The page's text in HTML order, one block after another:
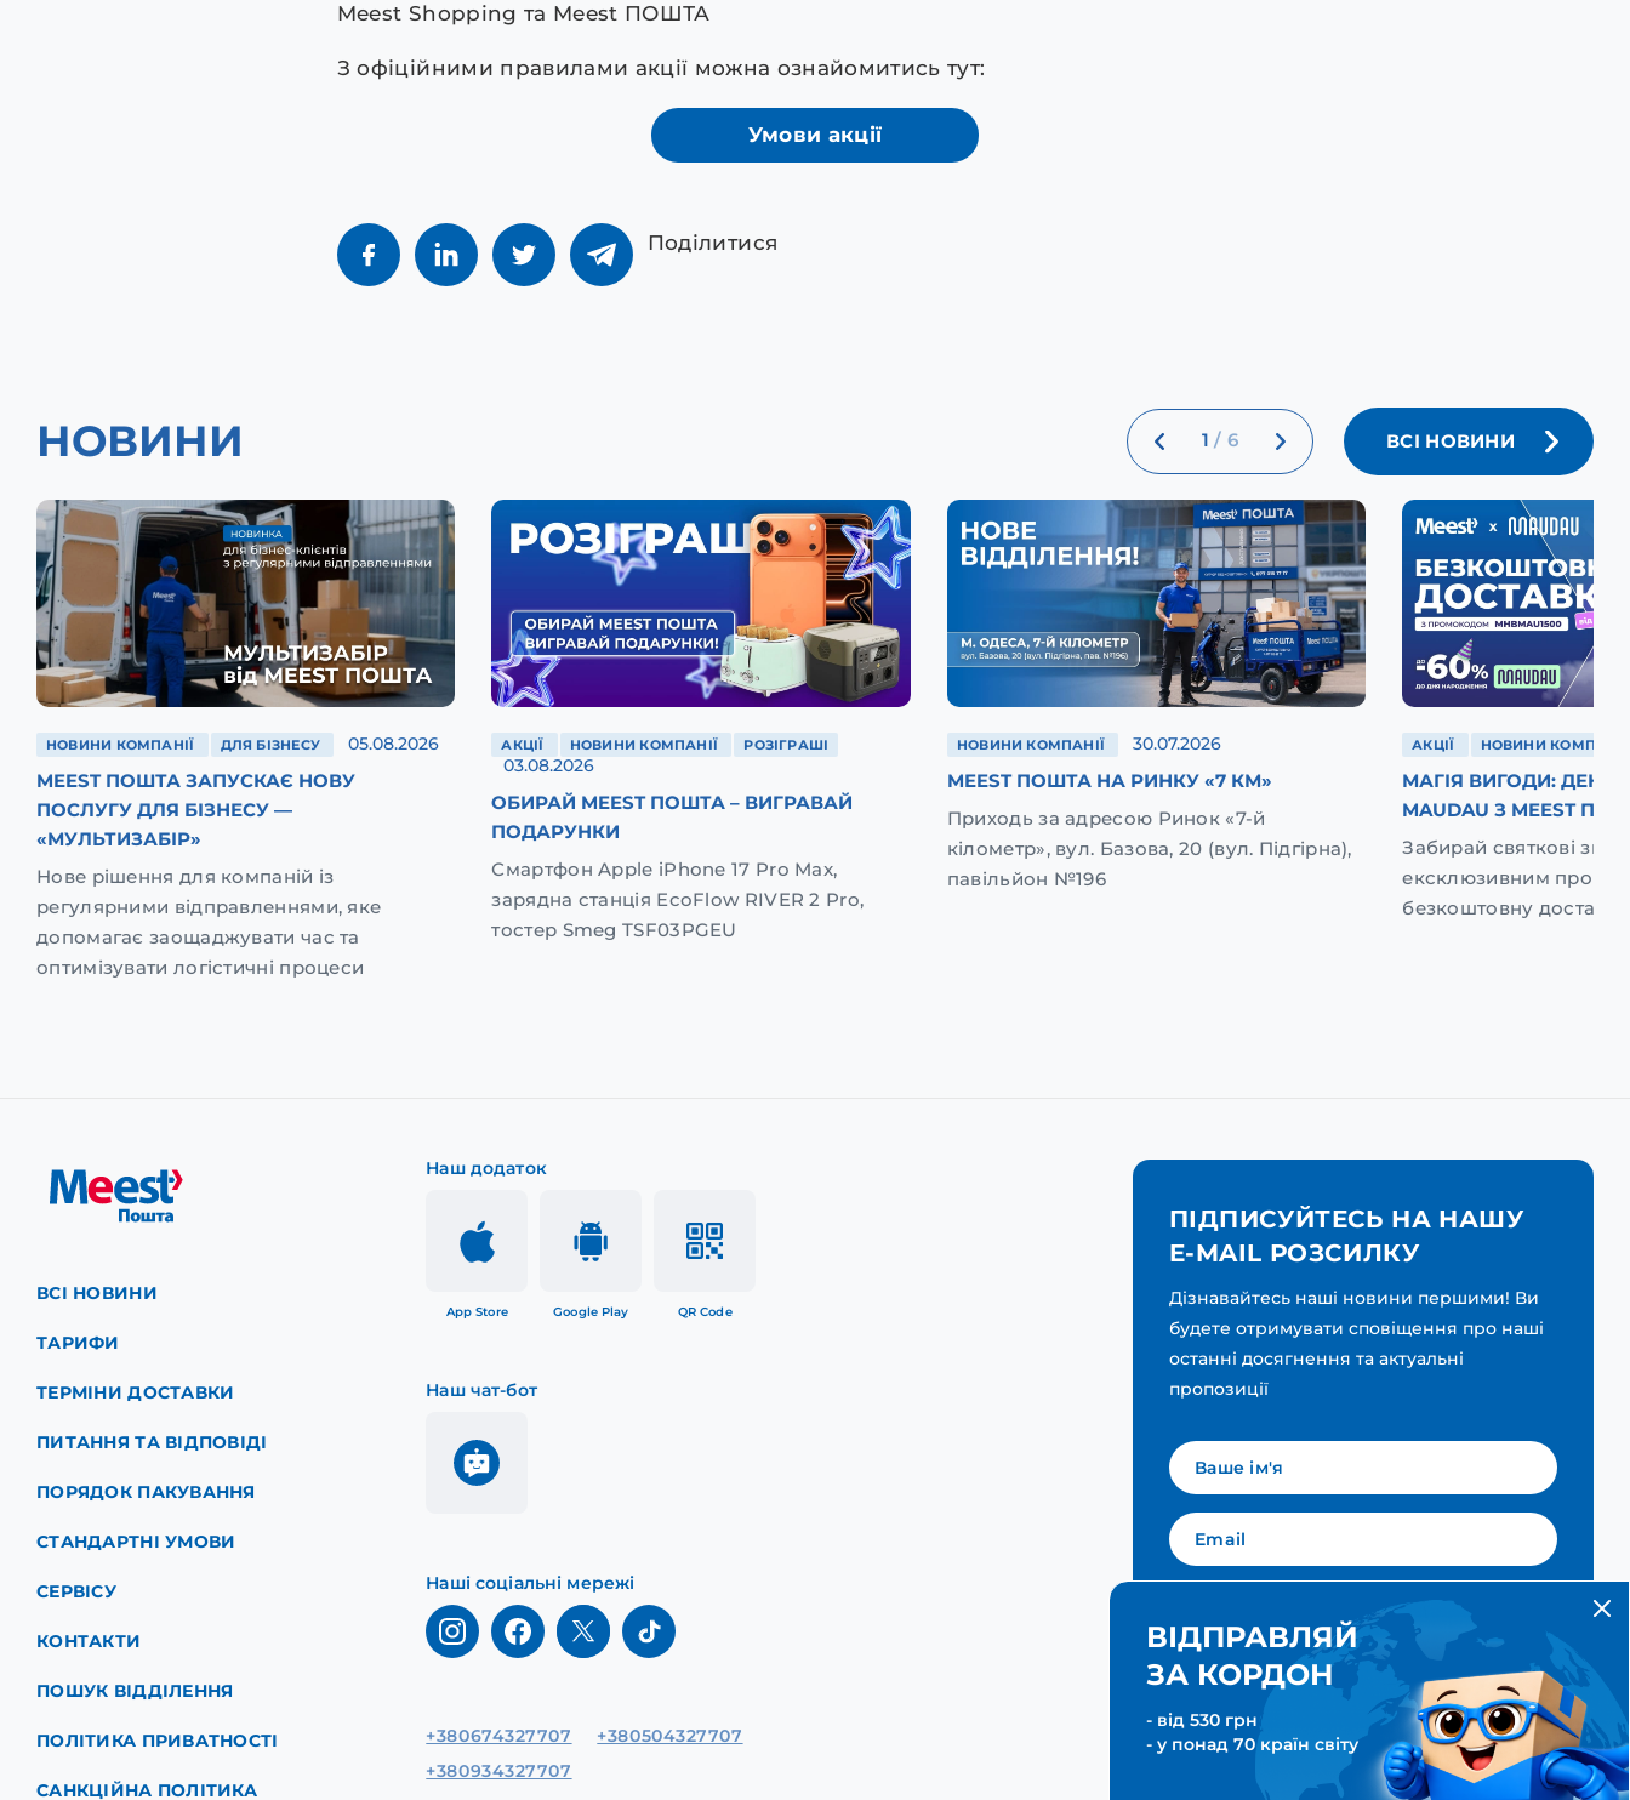
Meest Shopping та Meest ПОШТА
З офіційними правилами акції можна ознайомитись тут:
Умови акції
Поділитися
НОВИНИ 1 / 6 ВСІ НОВИНИ
НОВИНИ КОМПАНІЇ ДЛЯ БІЗНЕСУ 05.08.2026
MEEST ПОШТА ЗАПУСКАЄ НОВУ
ПОСЛУГУ ДЛЯ БІЗНЕСУ —
«МУЛЬТИЗАБІР»
Нове рішення для компаній із
регулярними відправленнями, яке
допомагає заощаджувати час та
оптимізувати логістичні процеси
АКЦІЇ НОВИНИ КОМПАНІЇ РОЗІГРАШІ
03.08.2026
ОБИРАЙ MEEST ПОШТА – ВИГРАВАЙ
ПОДАРУНКИ
Смартфон Apple iPhone 17 Pro Max,
зарядна станція EcoFlow RIVER 2 Pro,
тостер Smeg TSF03PGEU
НОВИНИ КОМПАНІЇ 30.07.2026
MEEST ПОШТА НА РИНКУ «7 КМ»
Приходь за адресою Ринок «7-й
кілометр», вул. Базова, 20 (вул. Підгірна),
павільйон №196
АКЦІЇ НОВИНИ КОМПАНІЇ
МАГІЯ ВИГОДИ:
MAUDAU З MEEST
Забирай святкові
ексклюзивним
безкоштовну доставку
ВСІ НОВИНИ
ТАРИФИ
ТЕРМІНИ ДОСТАВКИ
ПИТАННЯ ТА ВІДПОВІДІ
ПОРЯДОК ПАКУВАННЯ
СТАНДАРТНІ УМОВИ
СЕРВІСУ
КОНТАКТИ
ПОШУК ВІДДІЛЕННЯ
ПОЛІТИКА ПРИВАТНОСТІ
САНКЦІЙНА ПОЛІТИКА
Наш додаток
App Store Google Play QR Code
Наш чат-бот
Наші соціальні мережі
+380674327707
+380504327707
+380934327707
ПІДПИСУЙТЕСЬ НА НАШУ
E-MAIL РОЗСИЛКУ
Дізнавайтесь наші новини першими! Ви
будете отримувати сповіщення про наші
останні досягнення та актуальні
пропозиції
Мова для вашої розсилки Українська
ПІДПИСАТИСЯ
ВІДПРАВЛЯЙ
ЗА КОРДОН
- від 530 грн
- у понад 70 країн світу